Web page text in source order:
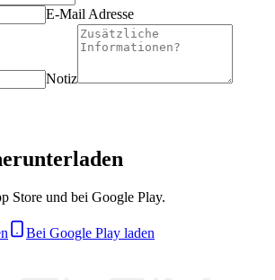
E-Mail Adresse
Notiz
Store und bei Google Play.
Bei Google Play laden